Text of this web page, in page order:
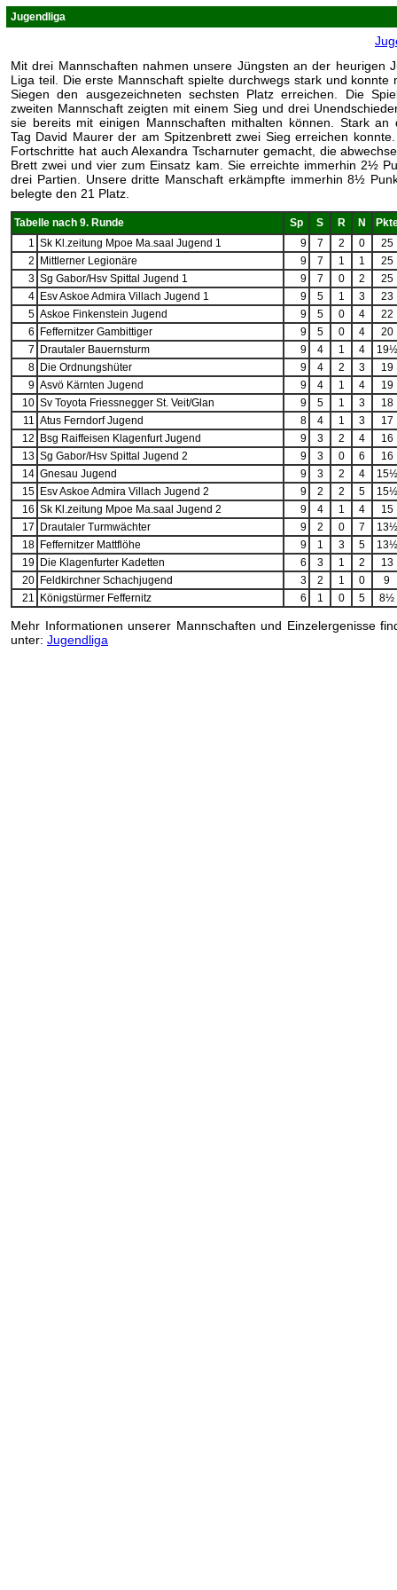
Jugendliga
Mit drei Mannschaften nahmen unsere Jüngsten an der heurigen
Liga teil. Die erste Mannschaft spielte durchwegs stark und konnte
Siegen den ausgezeichneten sechsten Platz erreichen. Die
zweiten Mannschaft zeigten mit einem Sieg und drei
sie bereits mit einigen Mannschaften mithalten können. Stark an
Tag David Maurer der am Spitzenbrett zwei Sieg erreichen
Fortschritte hat auch Alexandra Tscharnuter gemacht, die
Brett zwei und vier zum Einsatz kam. Sie erreichte immerhin 2½
drei Partien. Unsere dritte Manschaft erkämpfte immerhin 8½
belegte den 21 Platz.
Tabelle nach 9. Runde Sp S R N
1 Sk Kl.zeitung Mpoe Ma.saal Jugend 1 9 7 2 0
25
2
Mittlerner Legionäre 9 7 1 1
25
3 Sg Gabor/Hsv Spittal Jugend 1 9 7 0 2
25
4 Esv Askoe Admira Villach Jugend 1 9 5 1 3
23
5 Askoe Finkenstein Jugend 9 5 0 4
22
6
Feffernitzer Gambittiger 9 5 0 4
20
7
Drautaler Bauernsturm 9 4 1 4
19½
8 Die Ordnungshüter 9 4 2 3
19
9 Asvö Kärnten Jugend 9 4 1 4
19
10 Sv Toyota Friessnegger St. Veit/Glan 9 5 1 3
18
11 Atus Ferndorf Jugend 8 4 1 3
17
12
Bsg Raiffeisen Klagenfurt Jugend 9 3 2 4
16
13 Sg Gabor/Hsv Spittal Jugend 2 9 3 0 6
16
14 Gnesau Jugend 9 3 2 4
15½
15 Esv Askoe Admira Villach Jugend 2 9 2 2 5
15½
16 Sk Kl.zeitung Mpoe Ma.saal Jugend 2 9 4 1 4
15
17
Drautaler Turmwächter 9 2 0 7
13½
18 Feffernitzer Mattflöhe 9 1 3 5
13½
19 Die Klagenfurter Kadetten 6 3 1 2
13
20 Feldkirchner Schachjugend 3 2 1 0
9
21
Königstürmer Feffernitz 6 1 0 5 8½
Mehr Informationen unserer Mannschaften und Einzelergenisse
unter: Jugendliga